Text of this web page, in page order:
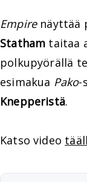
Empirenäyttää
Statham taitaa
polkupyörällä
esimakua Pako-
Knepperistä.
Katso video